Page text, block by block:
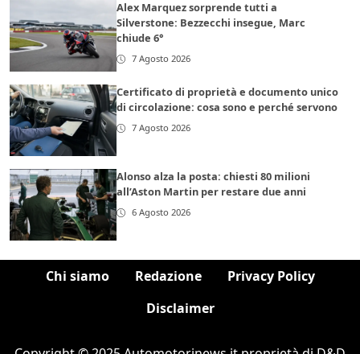
Alex Marquez sorprende tutti a
Silverstone: Bezzecchi insegue, Marc
chiude 6°
7 Agosto 2026
Certificato di proprietà e documento unico
di circolazione: cosa sono e perché servono
7 Agosto 2026
Alonso alza la posta: chiesti 80 milioni
all’Aston Martin per restare due anni
6 Agosto 2026
Chi siamo Redazione
Privacy Policy
Disclaimer